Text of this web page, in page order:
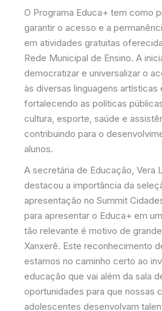
O Programa Educa+ tem como
garantir o acesso e a
em atividades gratuitas
Rede Municipal de Ensino. A
democratizar e universalizar o
às diversas linguagens artísticas
fortalecendo as políticas
cultura, esporte, saúde e
contribuindo para o
alunos.
A secretária de Educação, Vera
destacou a importância da
apresentação no Summit
para apresentar o Educa+ em
tão relevante é motivo de
Xanxerê. Este reconhecimento
estamos no caminho certo ao
educação que vai além da sala
oportunidades para que nossas
adolescentes desenvolvam